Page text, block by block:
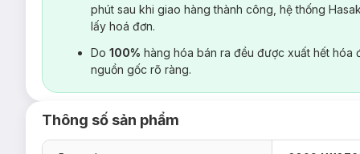
phút sau khi giao hàng thành công, hệ thống
lấy hoá đơn.
Do 100% hàng hóa bán ra đều được xuất hết hóa
nguồn gốc rõ ràng.
Thông số sản phẩm